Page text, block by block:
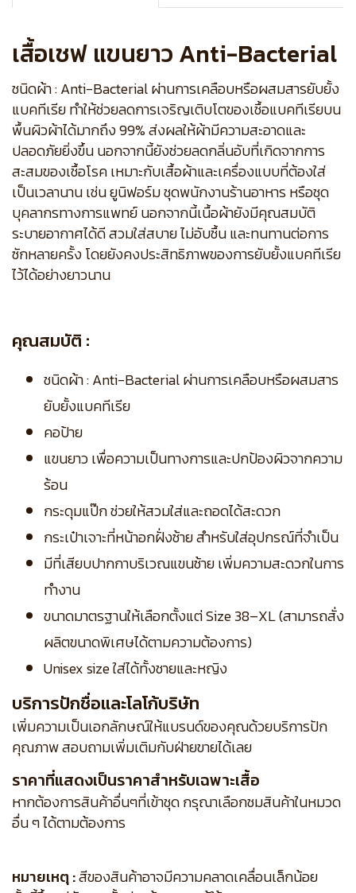
เสื้อเชฟ แขนยาว Anti-Bacterial
ชนิดผ้า : Anti-Bacterial ผ่านการเคลือบหรือผสมสารยับยั้ง
แบคทีเรีย ทำให้ช่วยลดการเจริญเติบโตของเชื้อแบคทีเรียบน
พื้นผิวผ้าได้มากถึง 99% ส่งผลให้ผ้ามีความสะอาดและ
ปลอดภัยยิ่งขึ้น นอกจากนี้ยังช่วยลดกลิ่นอับที่เกิดจากการ
สะสมของเชื้อโรค เหมาะกับเสื้อผ้าและเครื่องแบบที่ต้องใส่
เป็นเวลานาน เช่น ยูนิฟอร์ม ชุดพนักงานร้านอาหาร หรือชุด
บุคลากรทางการแพทย์ นอกจากนี้เนื้อผ้ายังมีคุณสมบัติ
ระบายอากาศได้ดี สวมใส่สบาย ไม่อับชื้น และทนทานต่อการ
ซักหลายครั้ง โดยยังคงประสิทธิภาพของการยับยั้งแบคทีเรีย
ไว้ได้อย่างยาวนาน
คุณสมบัติ :
ชนิดผ้า : Anti-Bacterial ผ่านการเคลือบหรือผสมสาร
ยับยั้งแบคทีเรีย
คอป้าย
แขนยาว เพื่อความเป็นทางการและปกป้องผิวจากความ
ร้อน
กระดุมแป๊ก ช่วยให้สวมใส่และถอดได้สะดวก
กระเป๋าเจาะที่หน้าอกฝั่งซ้าย สำหรับใส่อุปกรณ์ที่จำเป็น
มีที่เสียบปากกาบริเวณแขนซ้าย เพิ่มความสะดวกในการ
ทำงาน
ขนาดมาตรฐานให้เลือกตั้งแต่ Size 38–XL (สามารถสั่ง
ผลิตขนาดพิเศษได้ตามความต้องการ)
Unisex size ใส่ได้ทั้งชายและหญิง
บริการปักชื่อและโลโก้บริษัท
เพิ่มความเป็นเอกลักษณ์ให้แบรนด์ของคุณด้วยบริการปัก
คุณภาพ สอบถามเพิ่มเติมกับฝ่ายขายได้เลย
ราคาที่แสดงเป็นราคาสำหรับเฉพาะเสื้อ
หากต้องการสินค้าอื่นๆที่เข้าชุด กรุณาเลือกชมสินค้าในหมวด
อื่น ๆ ได้ตามต้องการ
หมายเหตุ :สีของสินค้าอาจมีความคลาดเคลื่อนเล็กน้อย